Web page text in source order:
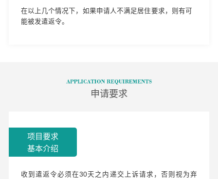
在以上几个情况下，如果申请人不满足居住要求，则有可
能被发遣返令。
申请要求
项目要求
基本介绍
收到遣返令必须在30天之内递交上诉请求，否则视为弃